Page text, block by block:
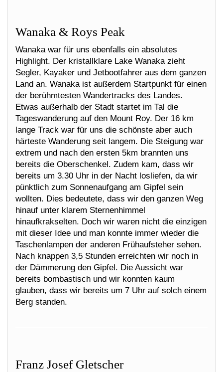
Wanaka & Roys Peak
Wanaka war für uns ebenfalls ein absolutes
Highlight. Der kristallklare Lake Wanaka zieht
Segler, Kayaker und Jetbootfahrer aus dem ganzen
Land an. Wanaka ist außerdem Startpunkt für einen
der berühmtesten Wandertracks des Landes.
Etwas außerhalb der Stadt startet im Tal die
Tageswanderung auf den Mount Roy. Der 16 km
lange Track war für uns die schönste aber auch
härteste Wanderung seit langem. Die Steigung war
extrem und nach den ersten 5km brannten uns
bereits die Oberschenkel. Zudem kam, dass wir
bereits um 3.30 Uhr in der Nacht losliefen, da wir
pünktlich zum Sonnenaufgang am Gipfel sein
wollten. Dies bedeutete, dass wir den ganzen Weg
hinauf unter klarem Sternenhimmel
hinaufkrakselten. Doch wir waren nicht die einzigen
mit dieser Idee und man konnte immer wieder die
Taschenlampen der anderen Frühaufsteher sehen.
Nach knappen 3,5 Stunden erreichten wir noch in
der Dämmerung den Gipfel. Die Aussicht war
bereits bombastisch und wir konnten kaum
glauben, dass wir bereits um 7 Uhr auf solch einem
Berg standen.
Franz Josef Gletscher